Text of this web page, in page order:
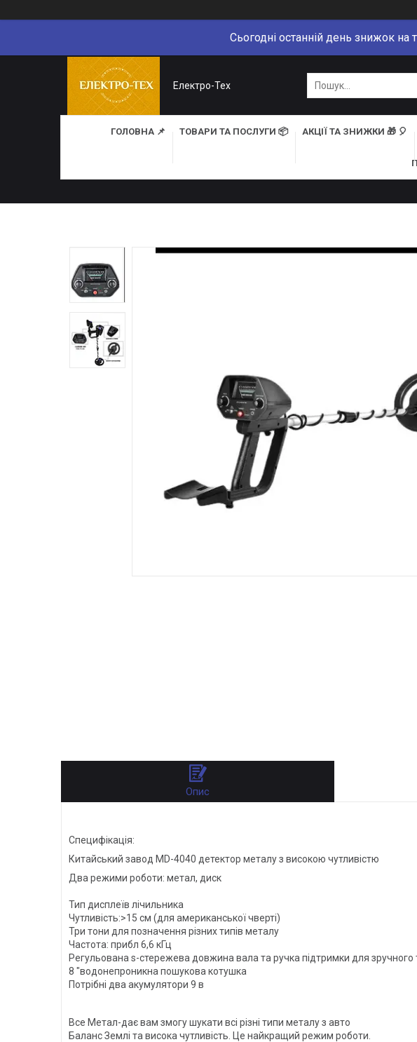
Сьогодні останній день знижок на
Електро-Тех
ГОЛОВНА 📌 ТОВАРИ ТА ПОСЛУГИ 📦 АКЦІЇ ТА ЗНИЖКИ 🎁 🎈
Опис
Специфікація:
Китайський завод MD-4040 детектор металу з високою чутливістю
Два режими роботи: метал, диск
Тип дисплеїв лічильника
Чутливість:>15 см (для американської чверті)
Три тони для позначення різних типів металу
Частота: прибл 6,6 кГц
Регульована s-стережева довжина вала та ручка підтримки для зручного
8 "водонепроникна пошукова котушка
Потрібні два акумулятори 9 в
Все Метал-дає вам змогу шукати всі різні типи металу з авто
Баланс Землі та висока чутливість. Це найкращий режим роботи.